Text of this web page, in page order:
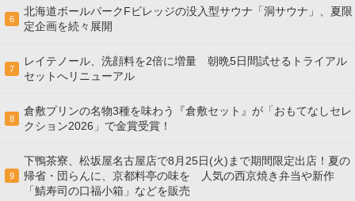
6
北海道ボールパークFビレッジの没入型サウナ「洞サウナ」、夏限
定企画を続々展開
7
レイテノール、洗顔料を2倍に増量 朝晩5日間試せるトライアル
セットへリニューアル
8
倉敷プリンの名物3種を味わう『倉敷セット』が「おもてなしセレ
クション2026」で金賞受賞！
9
下鴨茶寮、松坂屋名古屋店で8月25日(火)まで期間限定出店！夏の
帰省・団らんに、京都料亭の味を 人気の西京焼き弁当や新作
「鯖寿司の口福小箱」などを販売